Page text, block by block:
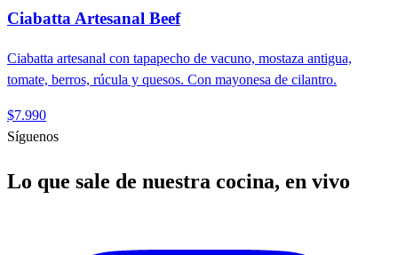
Ciabatta Artesanal Beef
Ciabatta artesanal con tapapecho de vacuno, mostaza antigua,
tomate, berros, rúcula y quesos. Con mayonesa de cilantro.
$7.990
Síguenos
Lo que sale de nuestra cocina, en vivo